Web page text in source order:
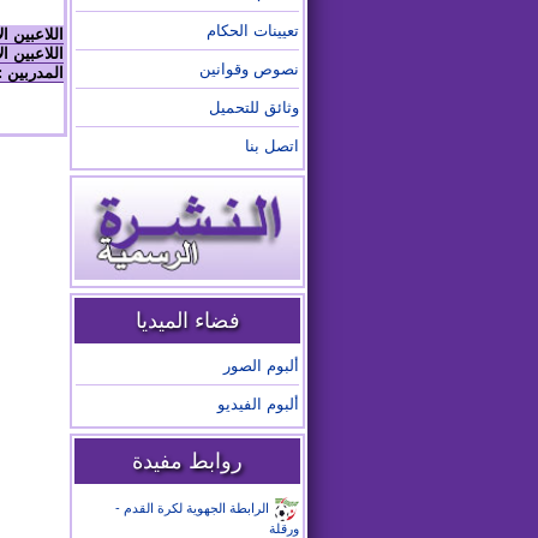
تعيينات الحكام
نصوص وقوانين
وثائق للتحميل
اتصل بنا
فضاء الميديا
ألبوم الصور
ألبوم الفيديو
روابط مفيدة
الرابطة الجهوية لكرة القدم -
ورقلة
اللاعبين
اللاعبين
المدربين :